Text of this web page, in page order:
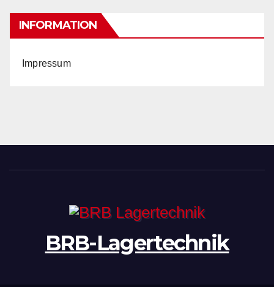
INFORMATION
Impressum
BRB-Lagertechnik